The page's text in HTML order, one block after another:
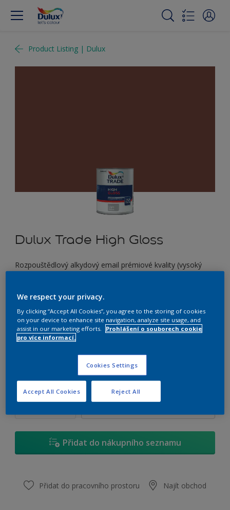
Product Listing | Dulux
Dulux Trade High Gloss
Rozpouštědlový alkydový email prémiové kvality (vysoký
C5.27.28
Změnit odstín
Velikost
2,5 L
Přidat do nákupního seznamu
Přidat do pracovního prostoru Najít obchod
We respect your privacy.
By clicking “Accept All Cookies”, you agree to the storing of cookies
on your device to enhance site navigation, analyze site usage, and
assist in our marketing efforts.
Prohlášení o souborech cookie
pro více informací.
Cookies Settings
Reject All
Accept All Cookies